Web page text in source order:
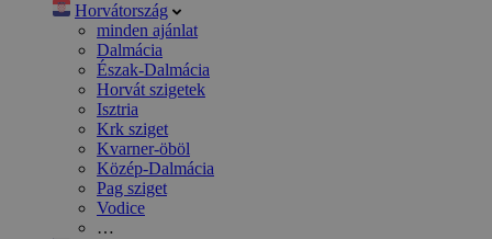
Horvátország
minden ajánlat
Dalmácia
Észak-Dalmácia
Horvát szigetek
Isztria
Krk sziget
Kvarner-öböl
Közép-Dalmácia
Pag sziget
Vodice
…